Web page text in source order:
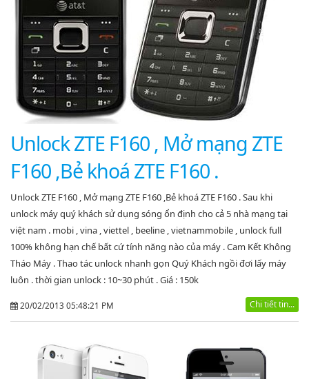
Unlock ZTE F160 , Mở mạng ZTE
F160 ,Bẻ khoá ZTE F160 .
Unlock ZTE F160 , Mở mạng ZTE F160 ,Bẻ khoá ZTE F160 . Sau khi
unlock máy quý khách sử dụng sóng ổn định cho cả 5 nhà mạng tại
việt nam . mobi , vina , viettel , beeline , vietnammobile , unlock full
100% không hạn chế bất cứ tính năng nào của máy . Cam Kết Không
Tháo Máy . Thao tác unlock nhanh gọn Quý Khách ngồi đơi lấy máy
luôn . thời gian unlock : 10~30 phút . Giá : 150k
20/02/2013 05:48:21 PM Chi tiết tin...